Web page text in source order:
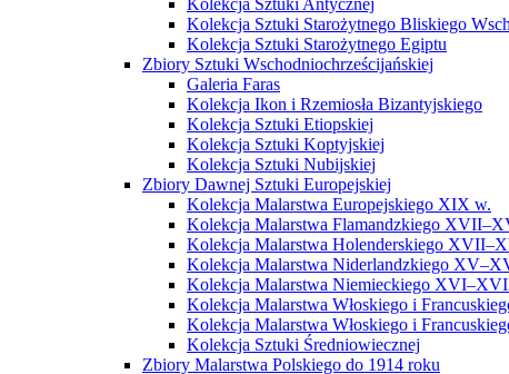
Kolekcja Sztuki Antycznej
Kolekcja Sztuki Starożytnego Bliskiego
Kolekcja Sztuki Starożytnego Egiptu
Zbiory Sztuki Wschodniochrześcijańskiej
Galeria Faras
Kolekcja Ikon i Rzemiosła Bizantyjskiego
Kolekcja Sztuki Etiopskiej
Kolekcja Sztuki Koptyjskiej
Kolekcja Sztuki Nubijskiej
Zbiory Dawnej Sztuki Europejskiej
Kolekcja Malarstwa Europejskiego XIX w.
Kolekcja Malarstwa Flamandzkiego
Kolekcja Malarstwa Holenderskiego
Kolekcja Malarstwa Niderlandzkiego
Kolekcja Malarstwa Niemieckiego
Kolekcja Malarstwa Włoskiego i
Kolekcja Malarstwa Włoskiego i
Kolekcja Sztuki Średniowiecznej
Zbiory Malarstwa Polskiego do 1914 roku